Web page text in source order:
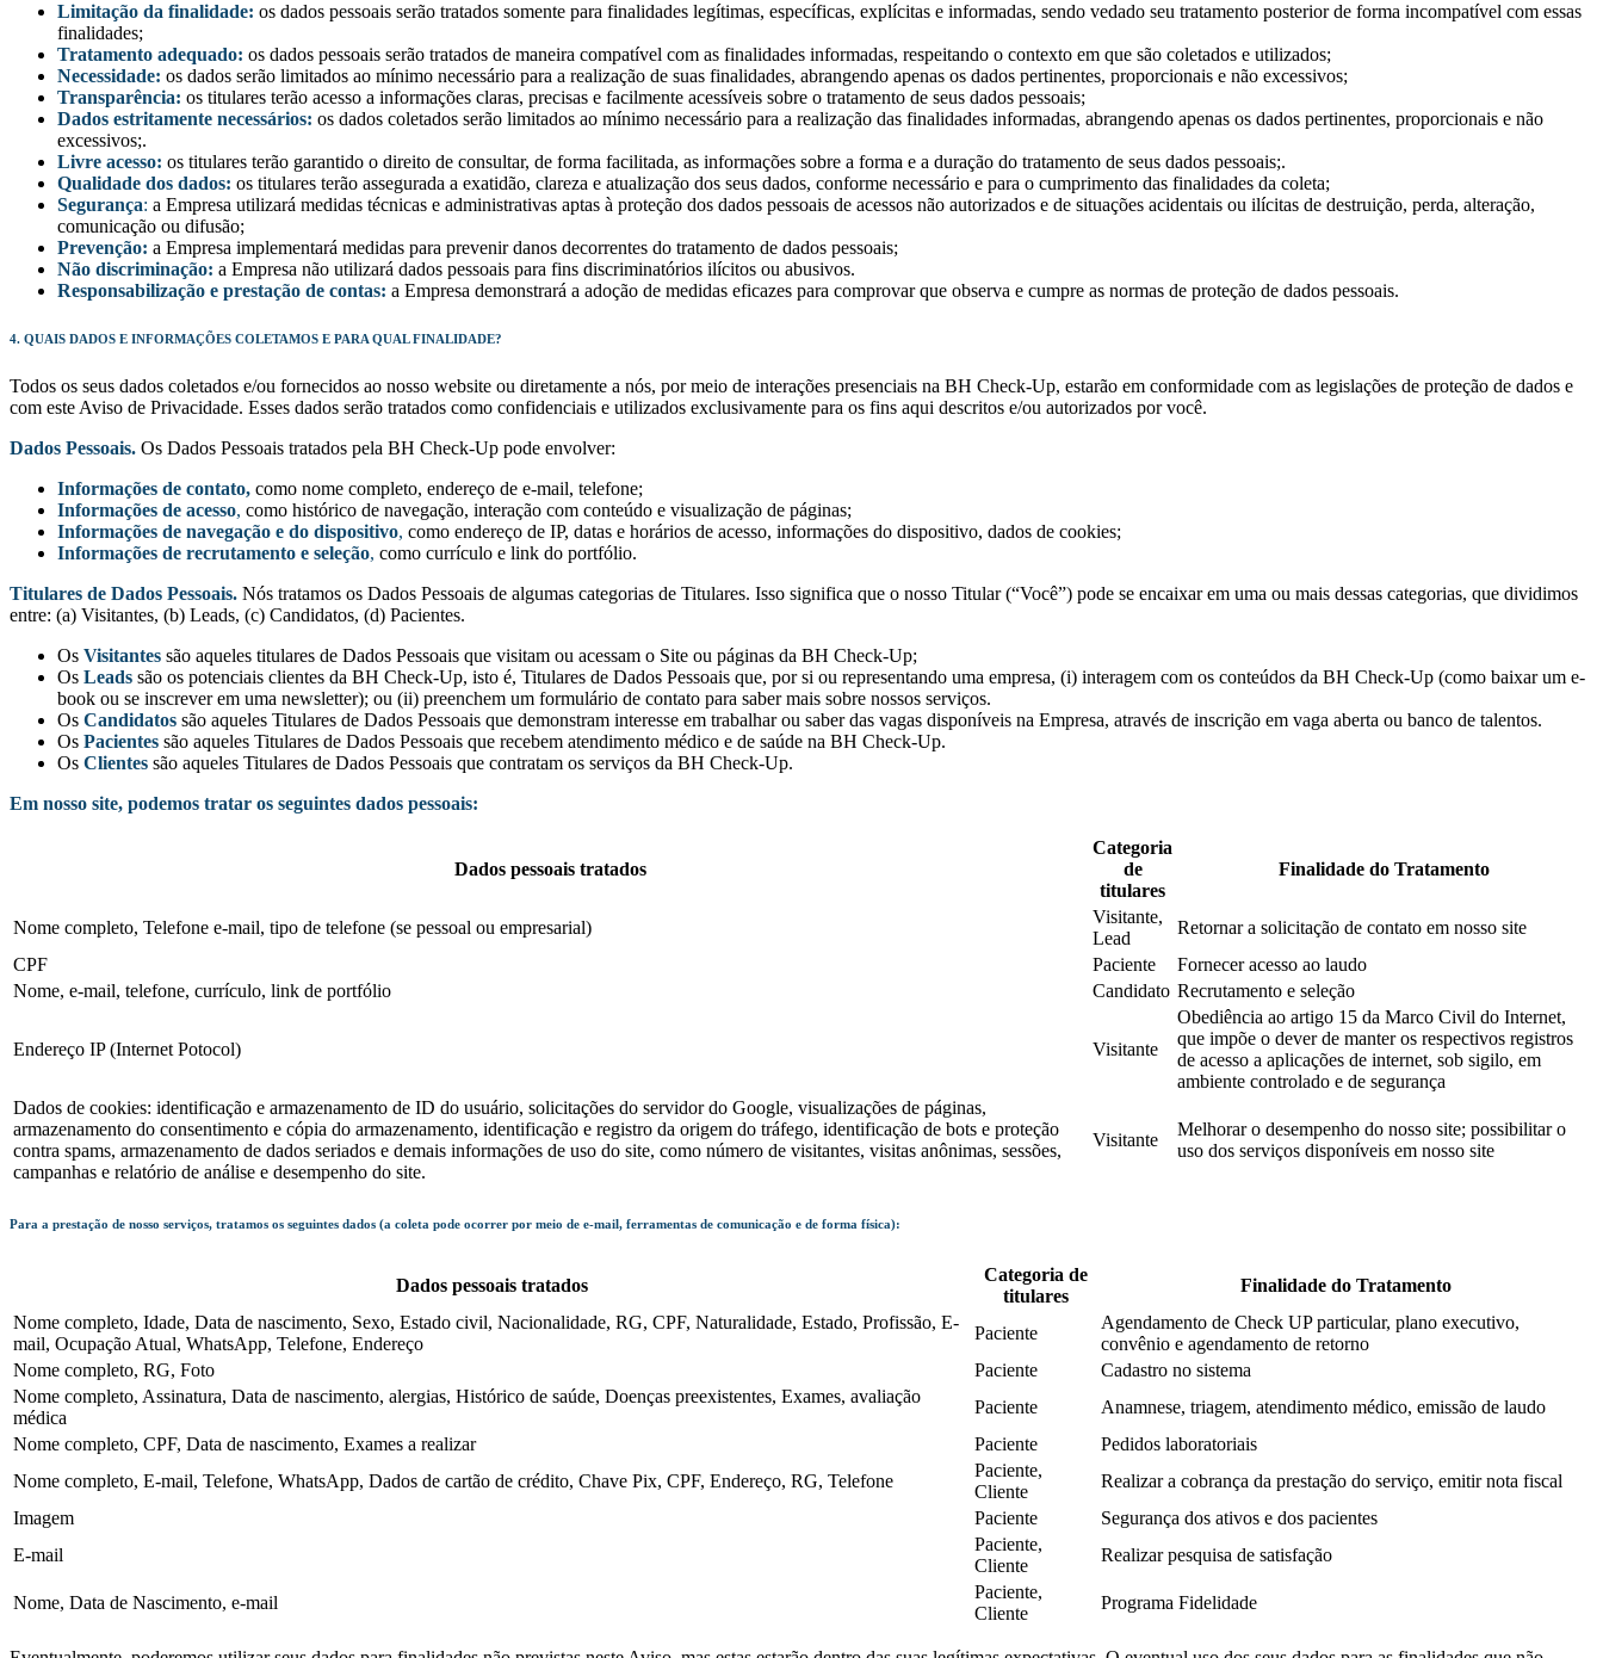
Limitação da finalidade: os dados pessoais serão tratados somente para finalidades legítimas, específicas, explícitas e informadas, sendo vedado seu tratamento posterior de forma incompatível com essas
finalidades;
Tratamento adequado: os dados pessoais serão tratados de maneira compatível com as finalidades informadas, respeitando o contexto em que são coletados e utilizados;
Necessidade: os dados serão limitados ao mínimo necessário para a realização de suas finalidades, abrangendo apenas os dados pertinentes, proporcionais e não excessivos;
Transparência: os titulares terão acesso a informações claras, precisas e facilmente acessíveis sobre o tratamento de seus dados pessoais;
Dados estritamente necessários: os dados coletados serão limitados ao mínimo necessário para a realização das finalidades informadas, abrangendo apenas os dados pertinentes, proporcionais e não
excessivos;.
Livre acesso: os titulares terão garantido o direito de consultar, de forma facilitada, as informações sobre a forma e a duração do tratamento de seus dados pessoais;.
Qualidade dos dados: os titulares terão assegurada a exatidão, clareza e atualização dos seus dados, conforme necessário e para o cumprimento das finalidades da coleta;
Segurança: a Empresa utilizará medidas técnicas e administrativas aptas à proteção dos dados pessoais de acessos não autorizados e de situações acidentais ou ilícitas de destruição, perda, alteração,
comunicação ou difusão;
Prevenção: a Empresa implementará medidas para prevenir danos decorrentes do tratamento de dados pessoais;
Não discriminação: a Empresa não utilizará dados pessoais para fins discriminatórios ilícitos ou abusivos.
Responsabilização e prestação de contas: a Empresa demonstrará a adoção de medidas eficazes para comprovar que observa e cumpre as normas de proteção de dados pessoais.
4. QUAIS DADOS E INFORMAÇÕES COLETAMOS E PARA QUAL FINALIDADE?
Todos os seus dados coletados e/ou fornecidos ao nosso website ou diretamente a nós, por meio de interações presenciais na BH Check-Up, estarão em conformidade com as legislações de proteção de dados e
com este Aviso de Privacidade. Esses dados serão tratados como confidenciais e utilizados exclusivamente para os fins aqui descritos e/ou autorizados por você.
Dados Pessoais. Os Dados Pessoais tratados pela BH Check-Up pode envolver:
Informações de contato, como nome completo, endereço de e-mail, telefone;
Informações de acesso, como histórico de navegação, interação com conteúdo e visualização de páginas;
Informações de navegação e do dispositivo, como endereço de IP, datas e horários de acesso, informações do dispositivo, dados de cookies;
Informações de recrutamento e seleção, como currículo e link do portfólio.
Titulares de Dados Pessoais. Nós tratamos os Dados Pessoais de algumas categorias de Titulares. Isso significa que o nosso Titular (“Você”) pode se encaixar em uma ou mais dessas categorias, que dividimos
entre: (a) Visitantes, (b) Leads, (c) Candidatos, (d) Pacientes.
Os Visitantes são aqueles titulares de Dados Pessoais que visitam ou acessam o Site ou páginas da BH Check-Up;
Os Leads são os potenciais clientes da BH Check-Up, isto é, Titulares de Dados Pessoais que, por si ou representando uma empresa, (i) interagem com os conteúdos da BH Check-Up (como baixar um e-
book ou se inscrever em uma newsletter); ou (ii) preenchem um formulário de contato para saber mais sobre nossos serviços.
Os Candidatos são aqueles Titulares de Dados Pessoais que demonstram interesse em trabalhar ou saber das vagas disponíveis na Empresa, através de inscrição em vaga aberta ou banco de talentos.
Os Pacientes são aqueles Titulares de Dados Pessoais que recebem atendimento médico e de saúde na BH Check-Up.
Os Clientes são aqueles Titulares de Dados Pessoais que contratam os serviços da BH Check-Up.
Em nosso site, podemos tratar os seguintes dados pessoais:
Dados pessoais tratados
Categoria
de
titulares
Finalidade do Tratamento
Nome completo, Telefone e-mail, tipo de telefone (se pessoal ou empresarial)
Visitante,
Lead
Retornar a solicitação de contato em nosso site
CPF
Paciente
Fornecer acesso ao laudo
Nome, e-mail, telefone, currículo, link de portfólio
Candidato Recrutamento e seleção
Endereço IP (Internet Potocol) Visitante
Obediência ao artigo 15 da Marco Civil do Internet,
que impõe o dever de manter os respectivos registros
de acesso a aplicações de internet, sob sigilo, em
ambiente controlado e de segurança
Dados de cookies: identificação e armazenamento de ID do usuário, solicitações do servidor do Google, visualizações de páginas,
armazenamento do consentimento e cópia do armazenamento, identificação e registro da origem do tráfego, identificação de bots e proteção
contra spams, armazenamento de dados seriados e demais informações de uso do site, como número de visitantes, visitas anônimas, sessões,
campanhas e relatório de análise e desempenho do site.
Visitante
Melhorar o desempenho do nosso site; possibilitar o
uso dos serviços disponíveis em nosso site
Para a prestação de nosso serviços, tratamos os seguintes dados (a coleta pode ocorrer por meio de e-mail, ferramentas de comunicação e de forma física):
Dados pessoais tratados
Categoria de
titulares
Finalidade do Tratamento
Nome completo, Idade, Data de nascimento, Sexo, Estado civil, Nacionalidade, RG, CPF, Naturalidade, Estado, Profissão, E-
mail, Ocupação Atual, WhatsApp, Telefone, Endereço
Paciente
Agendamento de Check UP particular, plano executivo,
convênio e agendamento de retorno
Nome completo, RG, Foto
Paciente
Cadastro no sistema
Nome completo, Assinatura, Data de nascimento, alergias, Histórico de saúde, Doenças preexistentes, Exames, avaliação
médica
Paciente
Anamnese, triagem, atendimento médico, emissão de laudo
Nome completo, CPF, Data de nascimento, Exames a realizar
Paciente
Pedidos laboratoriais
Nome completo, E-mail, Telefone, WhatsApp, Dados de cartão de crédito, Chave Pix, CPF, Endereço, RG, Telefone
Paciente,
Cliente
Realizar a cobrança da prestação do serviço, emitir nota fiscal
Imagem
Paciente
Segurança dos ativos e dos pacientes
E-mail
Paciente,
Cliente
Realizar pesquisa de satisfação
Nome, Data de Nascimento, e-mail
Paciente,
Cliente
Programa Fidelidade